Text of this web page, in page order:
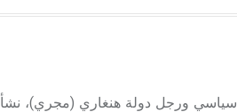
كادار (يانوس ـ) (1912 ـ 1989) يانوس كادار J.Kádár سياسي ورجل دولة هنغاري (مجري)، نشأ